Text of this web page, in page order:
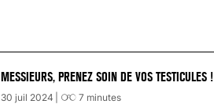
MESSIEURS, PRENEZ SOIN DE VOS TESTICULES !
30 juil 2024 7 minutes